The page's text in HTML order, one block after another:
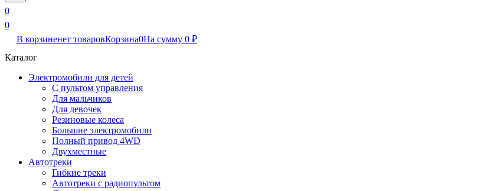
0
0
В корзиненет товаровКорзина0На сумму 0 ₽
Каталог
Электромобили для детей
С пультом управления
Для мальчиков
Для девочек
Резиновые колеса
Большие электромобили
Полный привод 4WD
Двухместные
Автотреки
Гибкие треки
Автотреки с радиопультом